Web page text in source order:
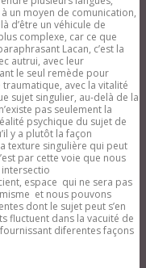
un moyen de comunication,
d’être un véhicule de
complexe, car ce que
Lacan, c’est la
autrui, avec leur
le seul remède pour
avec la vitalité
sujet singulier, au-delà de la
pas seulement la
psychique du sujet de
y a plutôt la façon
texture singulière qui peut
par cette voie que nous
espace qui ne sera pas
et nous pouvons
dont le sujet peut s’en
fluctuent dans la vacuité de
diferentes façons